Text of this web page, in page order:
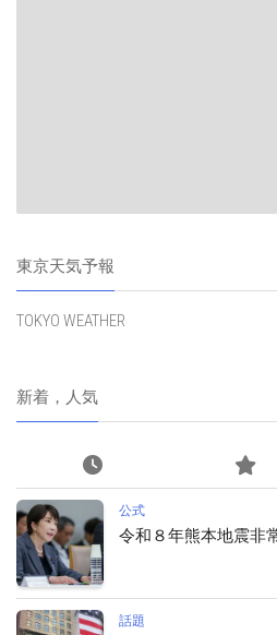
東京天気予報
TOKYO WEATHER
新着，人気
公式
令和８年熊本地震非
話題